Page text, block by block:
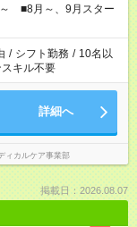
ーク希望
と、もう1つのお仕事
合は応募できません。
～ ■8月～、9月スター
/ シフト勤務 / 10名以
キル不要
詳細へ
ィカルケア事業部
掲載日：2026.08.07